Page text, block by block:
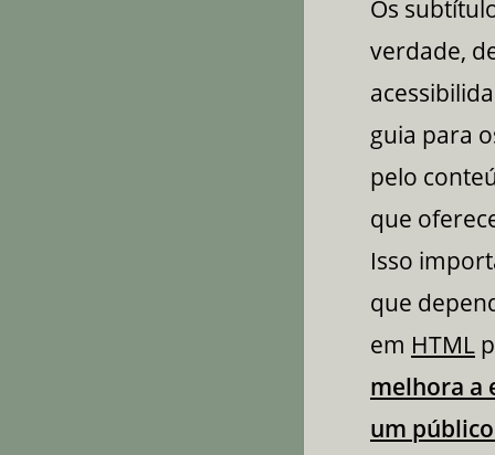
Os
verdade,
guia para
pelo
que
Isso
que
em HTML
melhora a
um